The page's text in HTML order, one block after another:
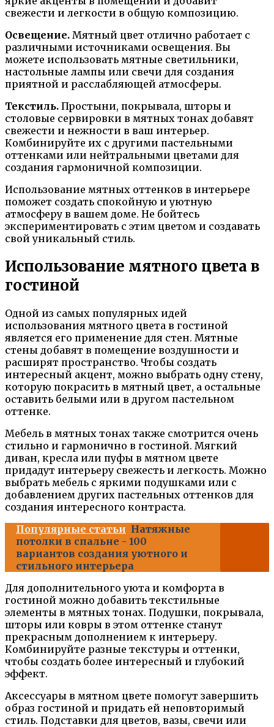
свежести и легкости в общую композицию.
Освещение. Мятный цвет отлично работает с
различными источниками освещения. Вы
можете использовать мятные светильники,
настольные лампы или свечи для создания
приятной и расслабляющей атмосферы.
Текстиль. Простыни, покрывала, шторы и
столовые сервировки в мятных тонах добавят
свежести и нежности в ваш интерьер.
Комбинируйте их с другими пастельными
оттенками или нейтральными цветами для
создания гармоничной композиции.
Использование мятных оттенков в интерьере
поможет создать спокойную и уютную
атмосферу в вашем доме. Не бойтесь
экспериментировать с этим цветом и создавать
свой уникальный стиль.
Использование мятного цвета в
гостиной
Одной из самых популярных идей
использования мятного цвета в гостиной
является его применение для стен. Мятные
стены добавят в помещение воздушности и
расширят пространство. Чтобы создать
интересный акцент, можно выбрать одну стену,
которую покрасить в мятный цвет, а остальные
оставить белыми или в другом пастельном
оттенке.
Мебель в мятных тонах также смотрится очень
стильно и гармонично в гостиной. Мягкий
диван, кресла или пуфы в мятном цвете
придадут интерьеру свежесть и легкость. Можно
выбрать мебель с яркими подушками или с
добавлением других пастельных оттенков для
создания интересного контраста.
Популярные статьи Натяжные
потолки в спальне - 100
вариантов создания уютного и
стильного интерьера
Для дополнительного уюта и комфорта в
гостиной можно добавить текстильные
элементы в мятных тонах. Подушки, покрывала,
шторы или ковры в этом оттенке станут
прекрасным дополнением к интерьеру.
Комбинируйте разные текстуры и оттенки,
чтобы создать более интересный и глубокий
эффект.
Аксессуары в мятном цвете помогут завершить
образ гостиной и придать ей неповторимый
стиль. Подставки для цветов, вазы, свечи или